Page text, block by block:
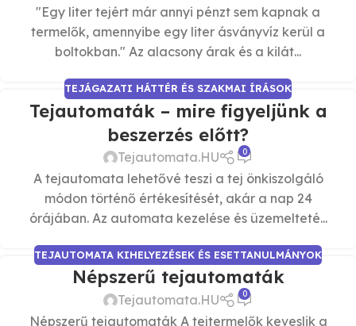
"Egy liter tejért már annyi pénzt sem kapnak a
termelők, amennyibe egy liter ásványvíz kerül a
boltokban." Az alacsony árak és a kilát...
TEJÁGAZATI HÁTTÉR ÉS SZAKMAI ÍRÁSOK
Tejautomaták – mire figyeljünk a
beszerzés előtt?
Tejautomata.HU 0
A tejautomata lehetővé teszi a tej önkiszolgáló
módon történő értékesítését, akár a nap 24
órájában. Az automata kezelése és üzemelteté...
TEJAUTOMATA KIHELYEZÉSEK ÉS ESETTANULMÁNYOK
Népszerű tejautomaták
Tejautomata.HU 0
Népszerű tejautomaták A tejtermelők keveslik a